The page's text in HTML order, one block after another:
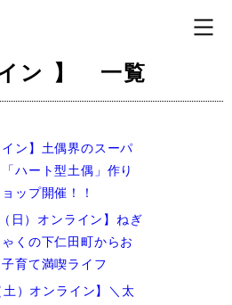
ン 】 一覧
イン】土偶界のスーパ
ハート型土偶」作り
ップ開催！！
日）オンライン】ねぎ
くの下仁田町からお
育て満喫ライフ
土）オンライン】＼太